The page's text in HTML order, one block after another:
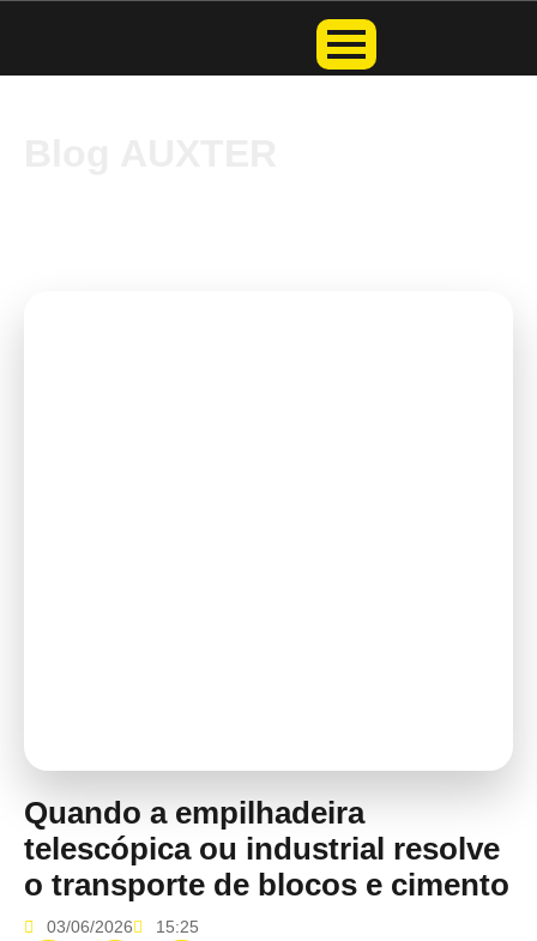
Quando a empilhadeira
telescópica ou industrial resolve
o transporte de blocos e cimento
03/06/2026 15:25